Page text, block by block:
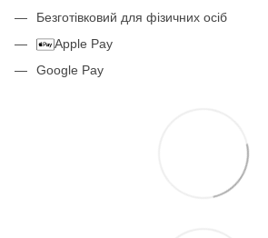
Безготівковий для фізичних осіб
Apple Pay
Google Pay